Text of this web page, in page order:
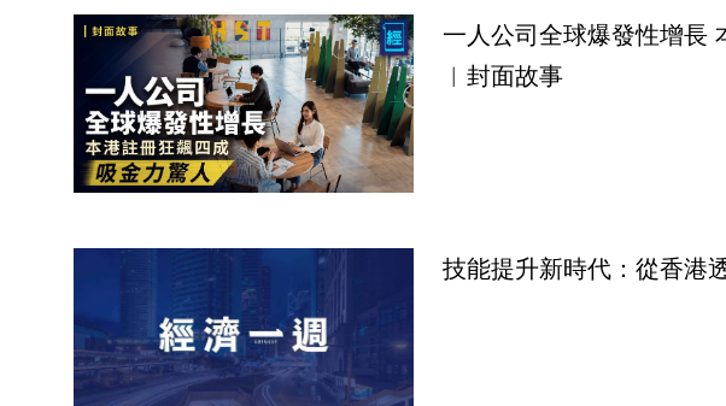
一人公司全球爆發性增長
︳封面故事
技能提升新時代：從香港